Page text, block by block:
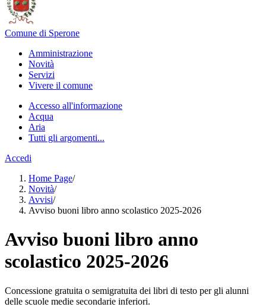
Comune di Sperone
Amministrazione
Novità
Servizi
Vivere il comune
Accesso all'informazione
Acqua
Aria
Tutti gli argomenti...
Accedi
Home Page/
Novità/
Avvisi/
Avviso buoni libro anno scolastico 2025-2026
Avviso buoni libro anno
scolastico 2025-2026
Concessione gratuita o semigratuita dei libri di testo per gli alunni
delle scuole medie secondarie inferiori.